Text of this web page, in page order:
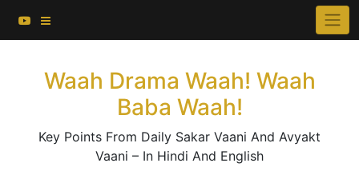
Waah Drama Waah! Waah
Baba Waah!
Key Points From Daily Sakar Vaani And Avyakt
Vaani – In Hindi And English
×